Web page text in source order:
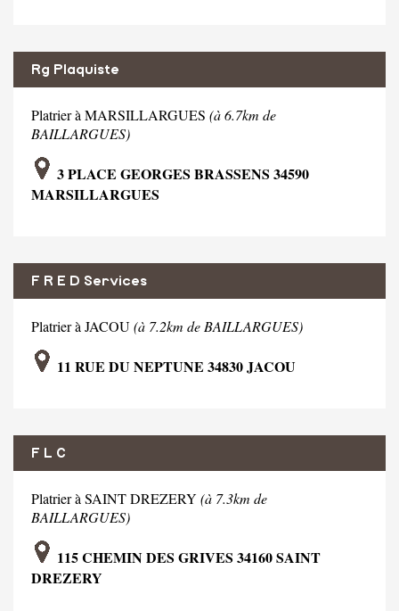
Rg Plaquiste
Platrier à MARSILLARGUES (à 6.7km de
BAILLARGUES)
3 PLACE GEORGES BRASSENS 34590
MARSILLARGUES
F R E D Services
Platrier à JACOU(à 7.2km de BAILLARGUES)
11 RUE DU NEPTUNE 34830 JACOU
F L C
Platrier à SAINT DREZERY (à 7.3km de
BAILLARGUES)
115 CHEMIN DES GRIVES 34160 SAINT
DREZERY